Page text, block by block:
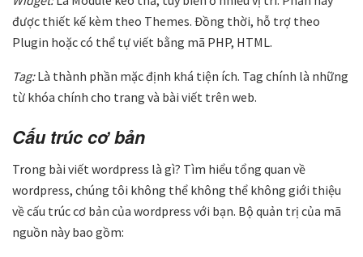
được thiết kế kèm theo Themes. Đồng thời, hỗ trợ theo
Plugin hoặc có thể tự viết bằng mã PHP, HTML.
Tag:Là thành phần mặc định khá tiện ích. Tag chính là những
từ khóa chính cho trang và bài viết trên web.
Cấu trúc cơ bản
Trong bài viết wordpress là gì? Tìm hiểu tổng quan về
wordpress, chúng tôi không thể không thể không giới thiệu
về cấu trúc cơ bản của wordpress với bạn. Bộ quản trị của mã
nguồn này bao gồm: